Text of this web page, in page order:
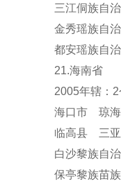
三江侗族自
金秀瑶族自
都安瑶族自
21.海南省
2005年辖：
海口市 琼
临高县 三
白沙黎族自
保亭黎族苗